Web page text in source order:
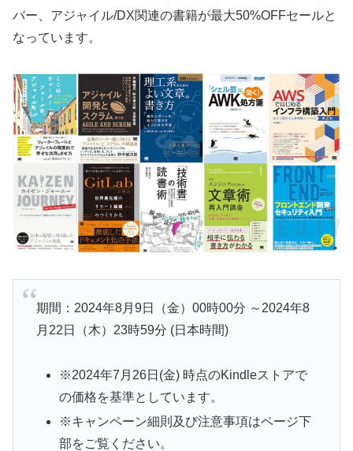
バー、アジャイル/DX関連の書籍が最大50%OFFセールと
なっています。
期間：2024年8月9日（金）00時00分 ～2024年8
月22日（木）23時59分 (日本時間)
※2024年7月26日(金) 時点のKindleストアで
の価格を基準としています。
※キャンペーン細則及び注意事項はページ下
部をご覧ください。